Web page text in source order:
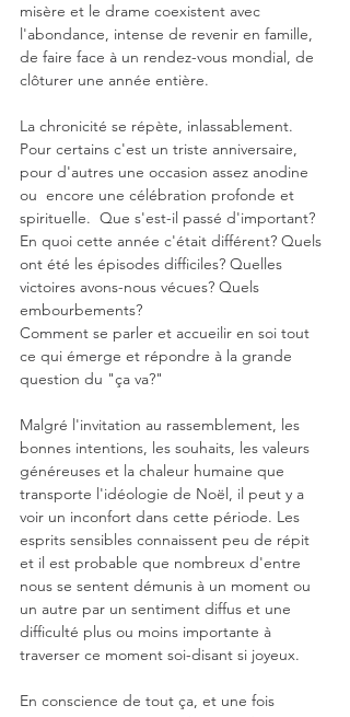
misère et le drame coexistent avec
l'abondance, intense de revenir en famille,
de faire face à un rendez-vous mondial, de
clôturer une année entière.
La chronicité se répète, inlassablement.
Pour certains c'est un triste anniversaire,
pour d'autres une occasion assez anodine
ou  encore une célébration profonde et
spirituelle.  Que s'est-il passé d'important?
En quoi cette année c'était différent? Quels
ont été les épisodes difficiles? Quelles
victoires avons-nous vécues? Quels
embourbements?
Comment se parler et accueilir en soi tout
ce qui émerge et répondre à la grande
question du "ça va?"
Malgré l'invitation au rassemblement, les
bonnes intentions, les souhaits, les valeurs
généreuses et la chaleur humaine que
transporte l'idéologie de Noël, il peut y a
voir un inconfort dans cette période. Les
esprits sensibles connaissent peu de répit
et il est probable que nombreux d'entre
nous se sentent démunis à un moment ou
un autre par un sentiment diffus et une
difficulté plus ou moins importante à
traverser ce moment soi-disant si joyeux.
En conscience de tout ça, et une fois